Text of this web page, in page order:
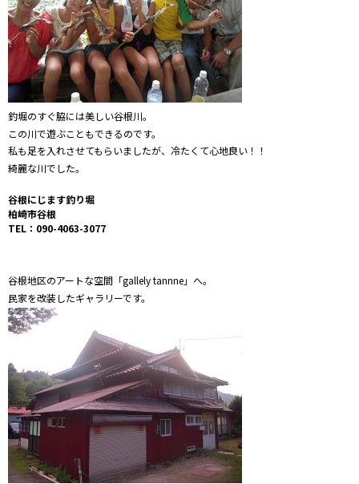
釣堀のすぐ脇には美しい谷根川。
この川で遊ぶこともできるのです。
私も足を入れさせてもらいましたが、冷たくて心地良い！！
綺麗な川でした。
谷根にじます釣り堀
柏崎市谷根
TEL：090-4063-3077
谷根地区のアートな空間「gallely tannne」へ。
民家を改装したギャラリーです。